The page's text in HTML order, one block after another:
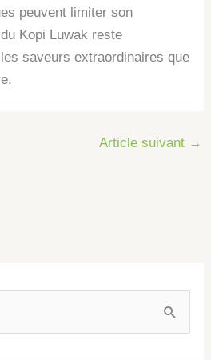
peuvent limiter son
Kopi Luwak reste
saveurs extraordinaires que
Article suivant →